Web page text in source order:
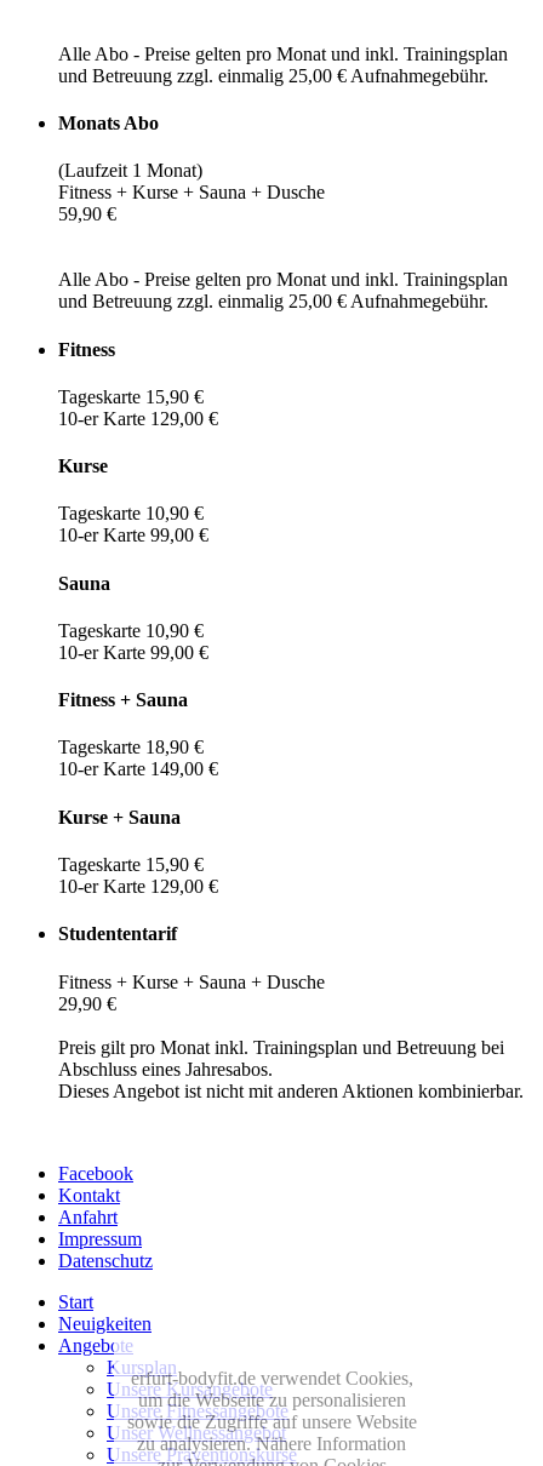
Alle Abo - Preise gelten pro Monat und inkl. Trainingsplan
und Betreuung zzgl. einmalig 25,00 € Aufnahmegebühr.
Monats Abo
(Laufzeit 1 Monat)
Fitness + Kurse + Sauna + Dusche
59,90 €
Alle Abo - Preise gelten pro Monat und inkl. Trainingsplan
und Betreuung zzgl. einmalig 25,00 € Aufnahmegebühr.
Fitness
Tageskarte 15,90 €
10-er Karte 129,00 €
Kurse
Tageskarte 10,90 €
10-er Karte 99,00 €
Sauna
Tageskarte 10,90 €
10-er Karte 99,00 €
Fitness + Sauna
Tageskarte 18,90 €
10-er Karte 149,00 €
Kurse + Sauna
Tageskarte 15,90 €
10-er Karte 129,00 €
Studententarif
Fitness + Kurse + Sauna + Dusche
29,90 €
Preis gilt pro Monat inkl. Trainingsplan und Betreuung bei
Abschluss eines Jahresabos.
Dieses Angebot ist nicht mit anderen Aktionen kombinierbar.
Facebook
Kontakt
Anfahrt
Impressum
Datenschutz
Start
Neuigkeiten
Angebote
Kursplan
Unsere Kursangebote
Unsere Fitnessangebote
Unser Wellnessangebot
Unsere Präventionskurse
erfurt-bodyfit.de verwendet Cookies,
um die Webseite zu personalisieren
sowie die Zugriffe auf unsere Website
zu analysieren. Nähere Information